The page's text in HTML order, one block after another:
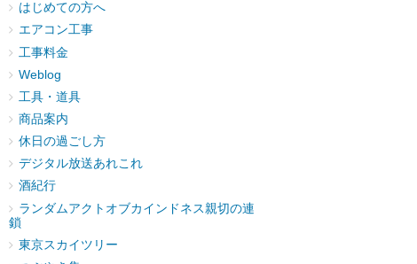
はじめての方へ
エアコン工事
工事料金
Weblog
工具・道具
商品案内
休日の過ごし方
デジタル放送あれこれ
酒紀行
ランダムアクトオブカインドネス親切の連
鎖
東京スカイツリー